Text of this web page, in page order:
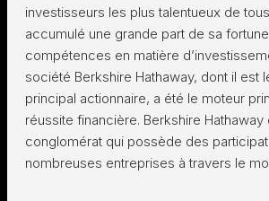
investisseurs les plus talentueux de
accumulé une grande part de sa
compétences en matière
société Berkshire Hathaway, dont il est
principal actionnaire, a été le moteur
réussite financière. Berkshire Hathaway
conglomérat qui possède des
nombreuses entreprises à travers le